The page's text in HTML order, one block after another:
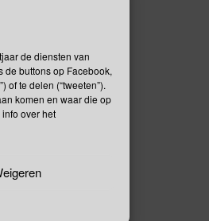
de diensten van
buttons op Facebook,
of te delen (“tweeten”).
komen en waar die op
over het
[…]
verder